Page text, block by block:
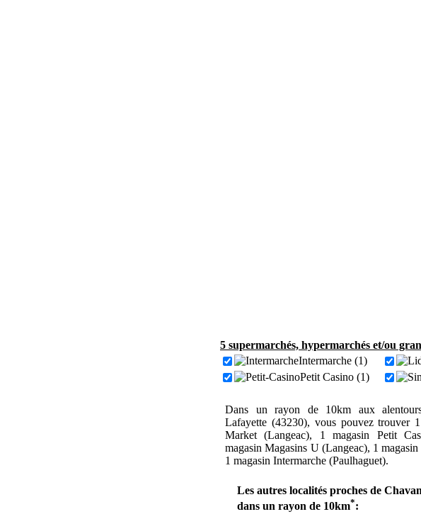
5 supermarchés, hypermarchés et/ou
Intermarche (1)
Petit Casino (1)
Dans un rayon de 10km aux
Lafayette (43230), vous pouvez trouver
Market (Langeac), 1 magasin Petit
magasin Magasins U (Langeac), 1
1 magasin Intermarche (Paulhaguet).
Les autres localités proches de
dans un rayon de 10km*: